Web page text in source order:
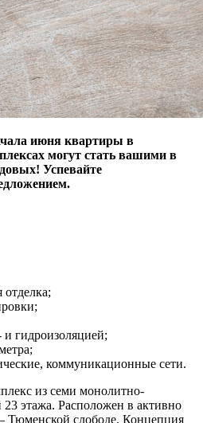
июня квартиры в
могут стать вашими в
Успевайте
отделка;
и гидроизоляцией;
коммуникационные сети.
из семи монолитно-
этажа. Расположен в активно
Тюменской слободе. Концепция